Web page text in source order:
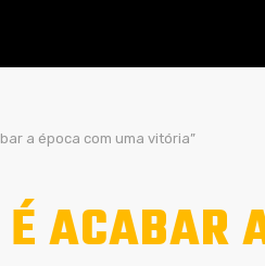
a época com uma vitória”
É ACABAR